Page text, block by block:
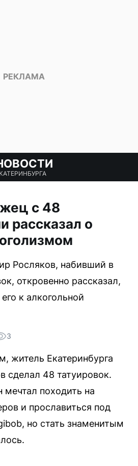
с 48
рассказал о
Росляков, набивший в
откровенно рассказал,
к алкогольной
3
житель Екатеринбурга
сделал 48 татуировок.
мечтал походить на
и прославиться под
но стать знаменитым